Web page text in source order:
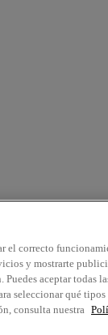
el correcto
y mostrarte
aceptar todas
seleccionar qué tipos
consulta nuestra